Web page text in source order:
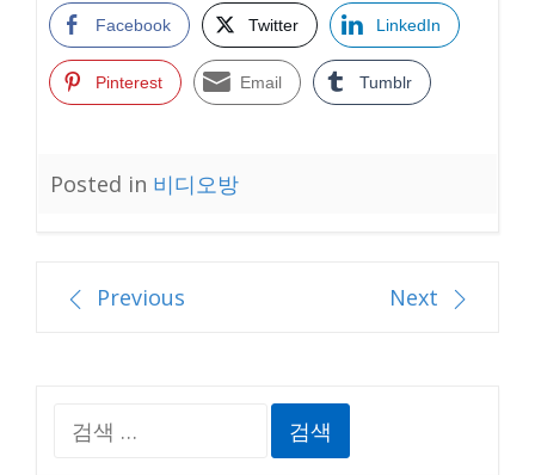
Facebook Twitter LinkedIn
Pinterest Email Tumblr
Posted in 비디오방
글
비
Previous Next